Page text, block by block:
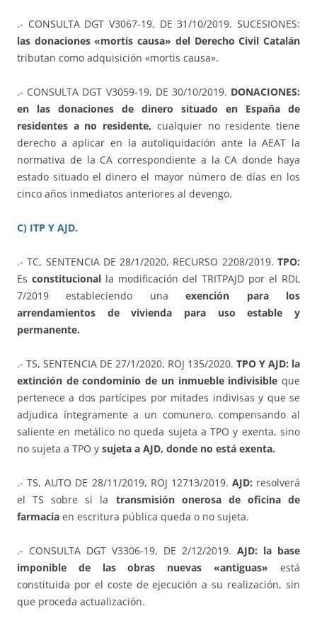
.- CONSULTA DGT V3067-19, DE 31/10/2019. SUCESIONES:
las donaciones «mortis causa» del Derecho Civil Catalán
tributan como adquisición «mortis causa».
.- CONSULTA DGT V3059-19, DE 30/10/2019. DONACIONES:
en las donaciones de dinero situado en España de
residentes a no residente, cualquier no residente tiene
derecho a aplicar en la autoliquidación ante la AEAT la
normativa de la CA correspondiente a la CA donde haya
estado situado el dinero el mayor número de días en los
cinco años inmediatos anteriores al devengo.
C) ITP Y AJD.
.- TC, SENTENCIA DE 28/1/2020, RECURSO 2208/2019. TPO:
Es constitucional la modificación del TRITPAJD por el RDL
7/2019 estableciendo unaexención para los
arrendamientos de vivienda para uso estable y
permanente.
.- TS, SENTENCIA DE 27/1/2020, ROJ 135/2020. TPO Y AJD: la
extinción de condominio de un inmueble indivisible que
pertenece a dos partícipes por mitades indivisas y que se
adjudica íntegramente a un comunero, compensando al
saliente en metálico no queda sujeta a TPO y exenta, sino
no sujeta a TPO y sujeta a AJD, donde no está exenta.
.- TS, AUTO DE 28/11/2019, ROJ 12713/2019. AJD: resolverá
el TS sobre si la transmisión onerosa de oficina de
farmacia en escritura pública queda o no sujeta.
.- CONSULTA DGT V3306-19, DE 2/12/2019. AJD: la base
imponible de las obras nuevas «antiguas» está
constituida por el coste de ejecución a su realización, sin
que proceda actualización.